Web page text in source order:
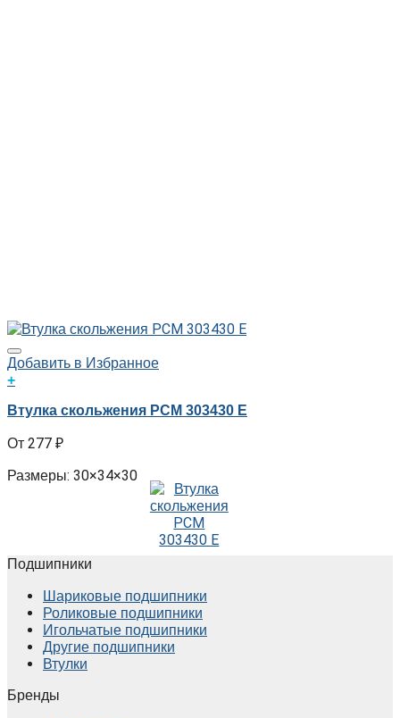
Добавить в Избранное
+
Втулка скольжения PCM 303430 E
277 ₽
Размеры: 30×34×30
Подшипники
Шариковые подшипники
Роликовые подшипники
Игольчатые подшипники
Другие подшипники
Втулки
Бренды